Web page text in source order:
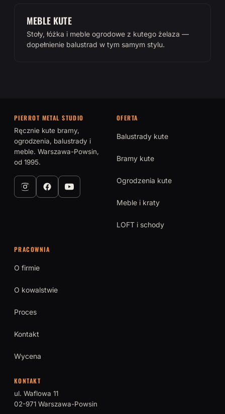
MEBLE KUTE
Stoły, łóżka i meble ogrodowe z kutego żelaza —
dopełnienie balustrad w tym samym stylu.
PIERROT METAL STUDIO
Ręcznie kute bramy,
ogrodzenia, balustrady i
meble. Warszawa-Powsin,
od 1995.
OFERTA
Balustrady kute
Bramy kute
Ogrodzenia kute
Meble i kraty
LOFT i schody
PRACOWNIA
O firmie
O kowalstwie
Proces
Kontakt
Wycena
KONTAKT
ul. Waflowa 11
02-971 Warszawa-Powsin